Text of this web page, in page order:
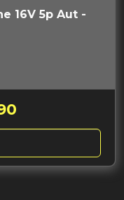
16V 5p Aut -